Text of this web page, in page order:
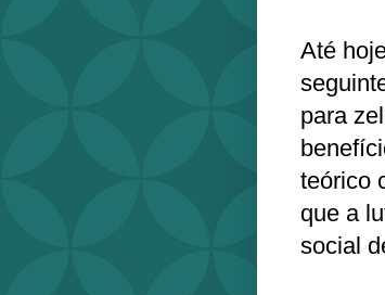
Até
para
teórico
que a
social